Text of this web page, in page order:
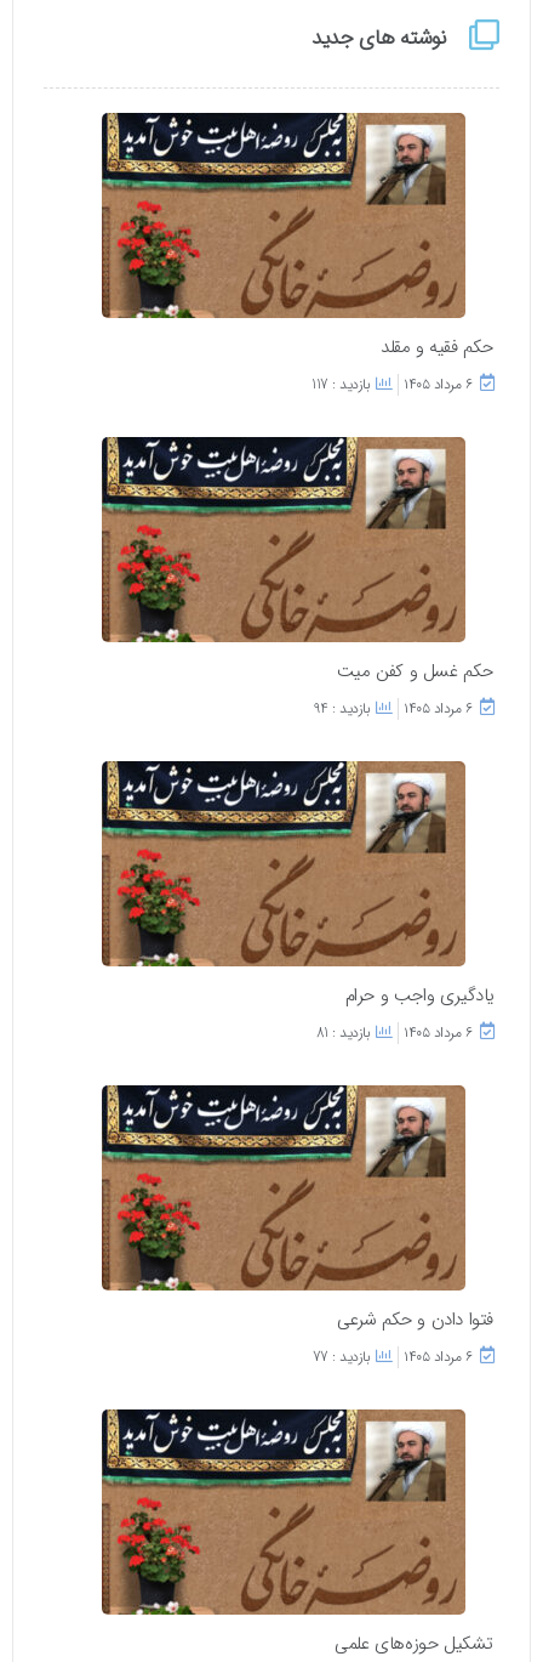
نوشته های جدید
حکم فقیه و مقلد
۶ مرداد ۱۴۰۵ بازدید : 117
حکم غسل و کفن میت
۶ مرداد ۱۴۰۵ بازدید : 94
یادگیری واجب و حرام
۶ مرداد ۱۴۰۵ بازدید : 81
فتوا دادن و حکم شرعی
۶ مرداد ۱۴۰۵ بازدید : 77
تشکیل حوزه‌های علمی